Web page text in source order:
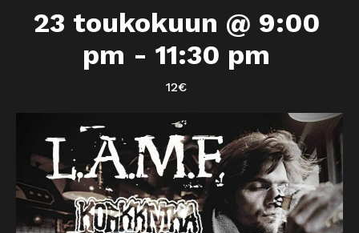
23 toukokuun @ 9:00
pm - 11:30 pm
12€